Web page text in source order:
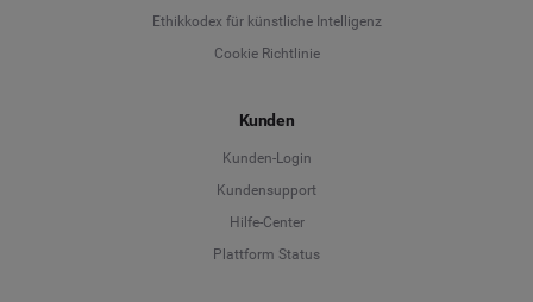
Ethikkodex für künstliche Intelligenz
Cookie Richtlinie
Kunden
Kunden-Login
Kundensupport
Hilfe-Center
Plattform Status
English